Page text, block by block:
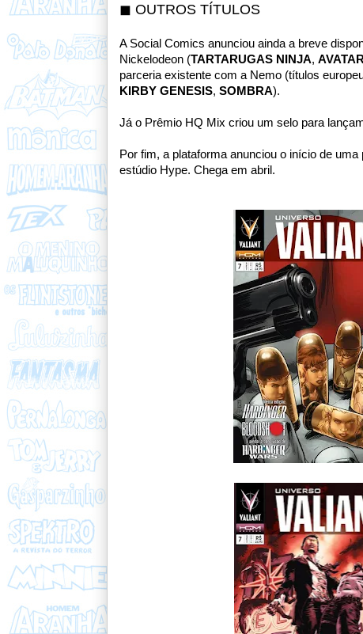
◼ OUTROS TÍTULOS
A Social Comics anunciou ainda a breve
Nickelodeon (TARTARUGAS NINJA, AVATAR
parceria existente com a Nemo (títulos
KIRBY GENESIS, SOMBRA).
Já o Prêmio HQ Mix criou um selo para
Por fim, a plataforma anunciou o início de
estúdio Hype. Chega em abril.